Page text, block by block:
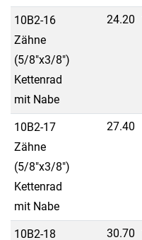
10B2-16
Zähne
(5/8"x3/8")
Kettenrad
mit Nabe
24.20
10B2-17
Zähne
(5/8"x3/8")
Kettenrad
mit Nabe
27.40
10B2-18 30.70